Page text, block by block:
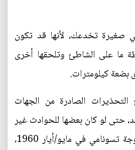
صغيرة تخدعك، لأنها قد تكون
ما على الشاطئ وتلحقها أخرى
بضعة كيلومترات.
الصادرة من الجهات
حتى لو كان بعضها للحوادث غير
المدمرة. فقد قتلت موجة تسونامي في مايو/أيار 1960،